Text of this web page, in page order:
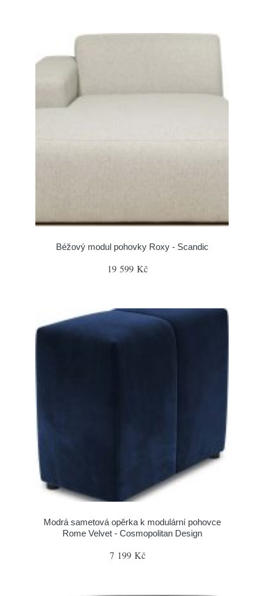
Béžový modul pohovky Roxy - Scandic
19 599 Kč
Modrá sametová opěrka k modulární pohovce
Rome Velvet - Cosmopolitan Design
7 199 Kč